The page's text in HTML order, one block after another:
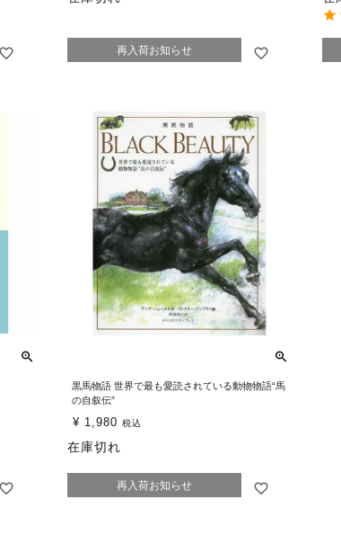
再入荷お知らせ
黒馬物語 世界で最も愛読されている動物物語“馬
の自叙伝”
¥ 1,980 税込
在庫切れ
再入荷お知らせ